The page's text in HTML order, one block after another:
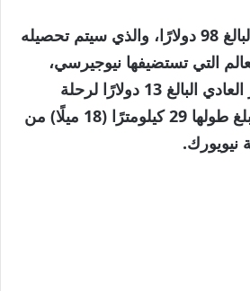
لا يزال سعر التذكرة البالغ 98 دولارًا، والذي سيتم تحصيله
التي تستضيفها نيوجيرسي،
أعلى بكثير من السعر العادي البالغ 13 دولارًا لرحلة
الذهاب والإياب التي تبلغ طولها 29 كيلومترًا (18 ميلًا) من
نيويورك.